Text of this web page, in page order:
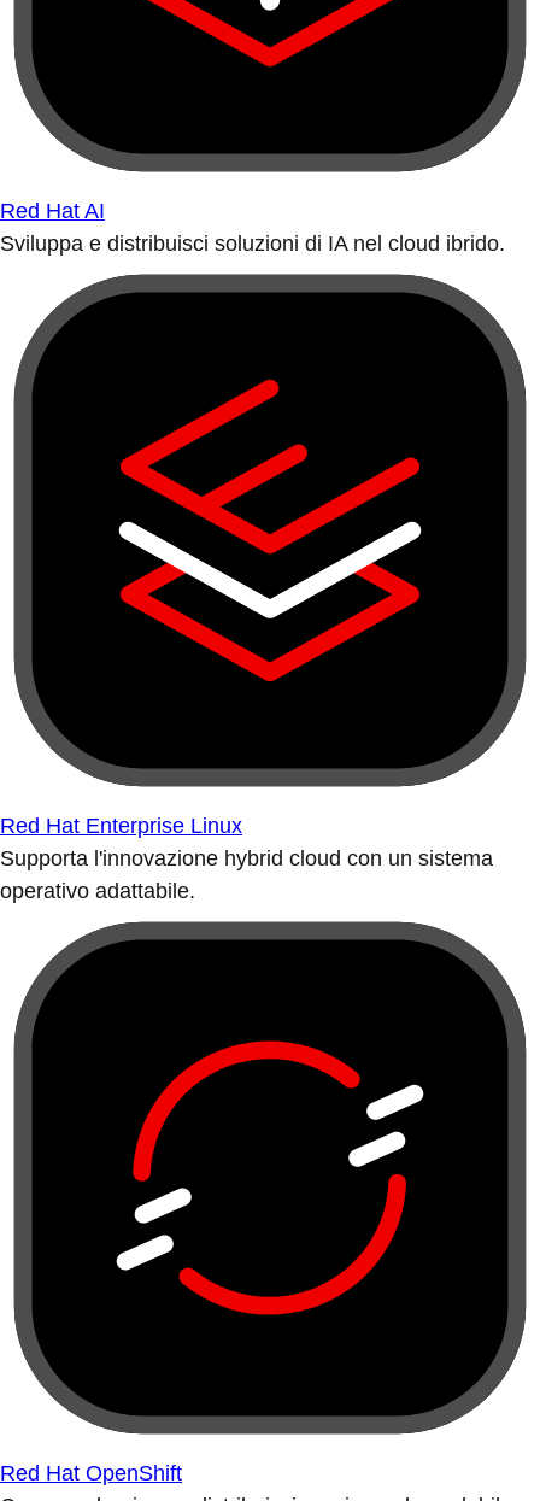
Red Hat AI
Sviluppa e distribuisci soluzioni di IA nel cloud ibrido.
Red Hat Enterprise Linux
Supporta l'innovazione hybrid cloud con un sistema
operativo adattabile.
Red Hat OpenShift